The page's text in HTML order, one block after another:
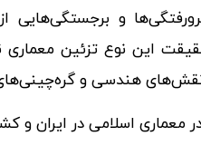
و
این نوع تزئین
هندسی و
معماری اسلامی در ایران و